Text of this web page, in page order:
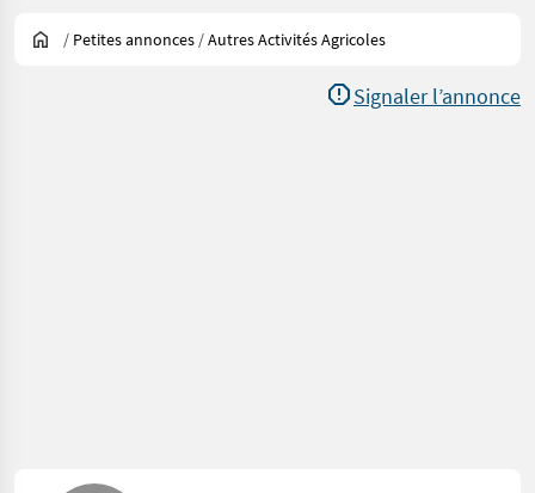
/ Petites annonces /Autres Activités Agricoles
Signaler l’annonce